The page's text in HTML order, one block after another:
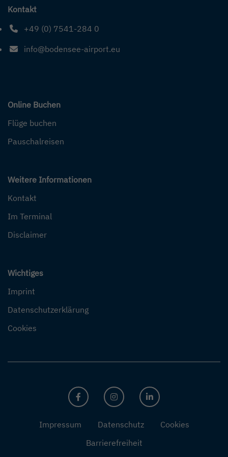
Kontakt
+49 (0) 7541-284 0
Telefonnummer: 4 9 0 7 5 4 1 2 8 4 0
info@bodensee-airport.eu
E-Mail Adresse: info@bodensee-airport.eu
Online Buchen
Flüge buchen
Pauschalreisen
Weitere Informationen
Kontakt
Im Terminal
Disclaimer
Wichtiges
Imprint
Datenschutzerklärung
Cookies
FACEBOOKINSTAGRAMLINKEDIN
Impressum Datenschutz
Cookies
Barrierefreiheit